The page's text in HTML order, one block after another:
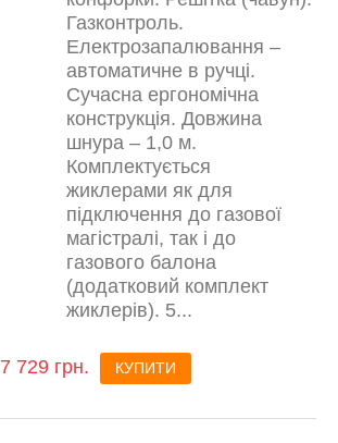
Газконтроль.
Електрозапалювання –
автоматичне в ручці.
Сучасна ергономічна
конструкція. Довжина
шнура – 1,0 м.
Комплектується
жиклерами як для
підключення до газової
магістралі, так і до
газового балона
(додатковий комплект
жиклерів). 5...
7 729 грн. КУПИТИ